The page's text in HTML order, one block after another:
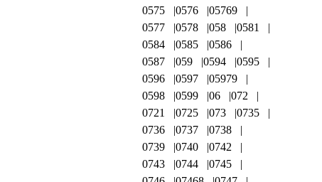
0575
0576
05769
0577
0578 058
0581
0584
0585
0586
0587
059 0594
0595
0596
0597
05979
0598
0599 06
072
0721
0725 073
0735
0736
0737
0738
0739
0740
0742
0743
0744
0745